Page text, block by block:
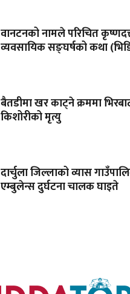
वानटनको नामले परिचित
व्यवसायिक सङ्घर्षको कथा
बैतडीमा खर काट्ने क्रममा
किशोरीको मृत्यु
दार्चुला जिल्लाको व्यास
एम्बुलेन्स दुर्घटना चालक घाइते